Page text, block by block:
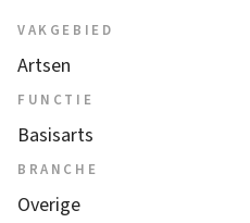
VAKGEBIED
Artsen
FUNCTIE
Basisarts
BRANCHE
Overige